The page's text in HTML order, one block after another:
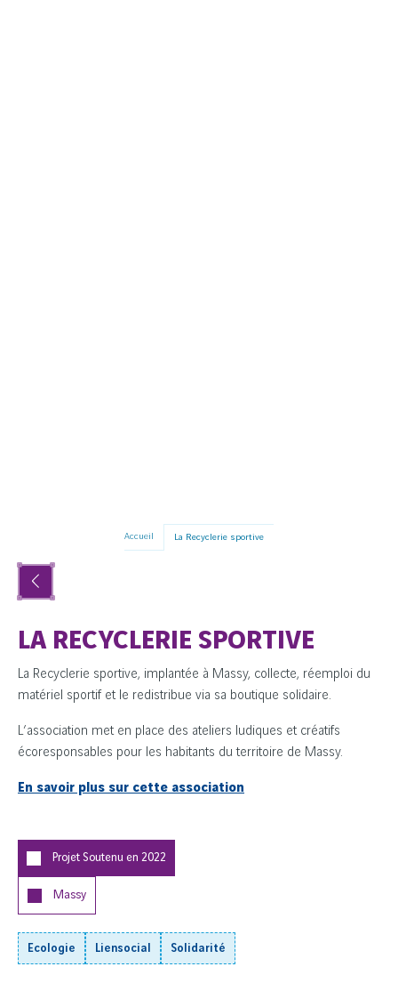
Accueil La Recyclerie sportive
LA RECYCLERIE SPORTIVE
La Recyclerie sportive, implantée à Massy, collecte, réemploi du
matériel sportif et le redistribue via sa boutique solidaire.
​L’association met en place des ateliers ludiques et créatifs
écoresponsables pour les habitants du territoire de Massy.
En savoir plus sur cette association
Ecologie Liensocial Solidarité
Projet Soutenu en 2022
Massy